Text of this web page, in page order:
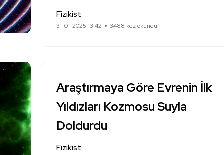
Fizikist
31-01-2025 13:42 3488 kez okundu.
Araştırmaya Göre Evrenin İlk
Yıldızları Kozmosu Suyla
Doldurdu
Fizikist